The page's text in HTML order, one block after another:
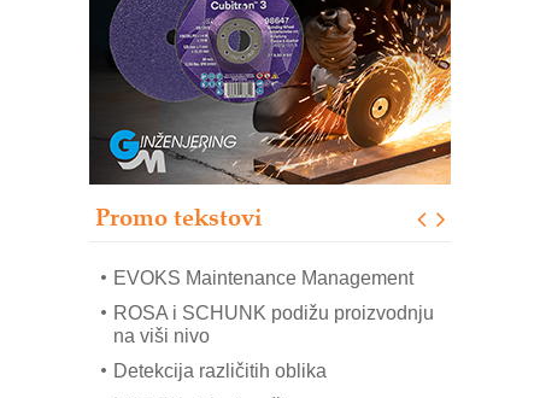
Promo tekstovi
Bezbednost na prvom mestu!
IB BLUMENAUER - više od 40 godina
poverenja u industriji
RMQ-TITAN ADVANCED INDICATOR
– Pametna signalizacija za efikasnije
upravljanje mašinama
Sigurnije ispitivanje transformatora u
solarnim elektranama i vetroparkovima
EVOKS Maintenance Management
ROSA i SCHUNK podižu proizvodnju
na viši nivo
Detekcija različitih oblika